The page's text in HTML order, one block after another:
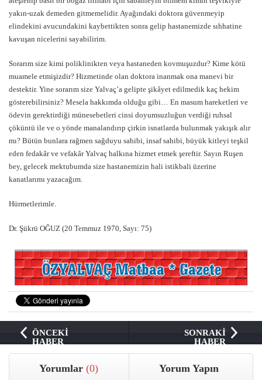
yakın-uzak demeden gitmemelidir. Ayağındaki doktora güvenmeyip
elindekini avucundakini kaybettikten sonra gelip hastanemizde sıhhatine
kavuşan nicelerini sayabilirim.
Sorarım size kimi poliklinikten veya hastaneden kovmuşuzdur? Kime kötü
muamele etmişizdir? Hizmetinde olan doktora inanmak ona manevi bir
destektir. Yine sorarım size Yalvaç’a gelipte şikâyet edilmedik kaç hekim
gösterebilirsiniz? Mesela hakkımda olduğu gibi… En masum hareketleri ve
ödevin gerektirdiği münesebetleri cinsi doyumsuzluğun verdiği ruhsal
çöküntü ile ve o yönde manalandırıp çirkin isnatlarda bulunmak yakışık alır
mı? Bütün bunlara rağmen sağduyu sahibi, insaf sahibi, büyük kitleyi teşkil
eden fedakâr ve vefakâr Yalvaç halkına hizmet etmek şereftir. Sayın Ruşen
bey, gelecek mektubumda size hastanemizin hali istikbali üzerine
kanatlarımı yazacağım.
Hürmetlerimle.
Dr. Şükrü OĞUZ (20 Temmuz 1970, Sayı: 75)
ÖNCEKİ
HABER
SONRAKİ
HABER
Yorumlar(0) Yorum Yapın